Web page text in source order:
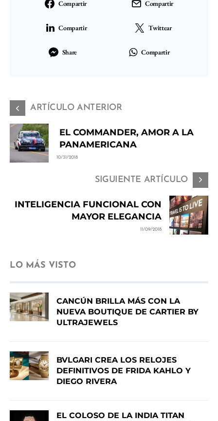
Compartir Compartir
Compartir Twittear
Share Compartir
ARTÍCULO ANTERIOR
EL COMMANDER, AMOR A LA
PANAMERICANA
10/31/2018
SIGUIENTE ARTÍCULO
INTELIGENCIA FUNCIONAL CON
MAYOR ELEGANCIA
11/09/2018
LO MÁS VISTO
CANCÚN BRILLA MÁS CON LA
NUEVA BOUTIQUE DE CARTIER BY
ULTRAJEWELS
BVLGARI CREA LOS RELOJES
DEFINITIVOS DE FRIDA KAHLO Y
DIEGO RIVERA
EL COLOSO DE LA INDIA TITAN